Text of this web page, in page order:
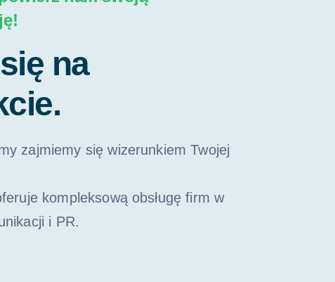
na
zajmiemy się wizerunkiem Twojej
kompleksową obsługę firm w
i PR.